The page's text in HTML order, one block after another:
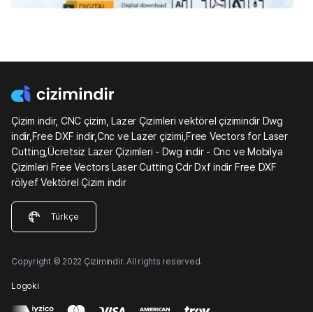
Çizim indir, CNC çizim, Lazer Çizimleri vektörel çizimindir Dwg
indir,Free DXF indir,Cnc ve Lazer çizimi,Free Vectors for Laser
Cutting,Ücretsiz Lazer Çizimleri - Dwg indir - Cnc ve Mobilya
Çizimleri Free Vectors Laser Cutting Cdr Dxf indir Free DXF
rölyef Vektörel Çizim indir
Türkçe
Copyright © 2022 Çizimindir. All rights reserved.
Logoki